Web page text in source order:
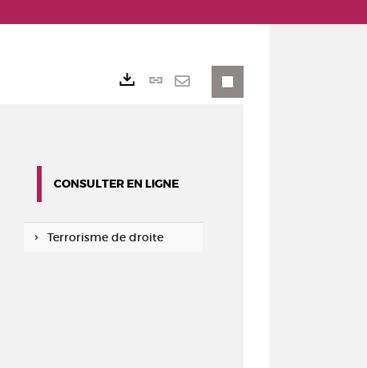
Lien
CONSULTER EN LIGNE
Terrorisme de droite